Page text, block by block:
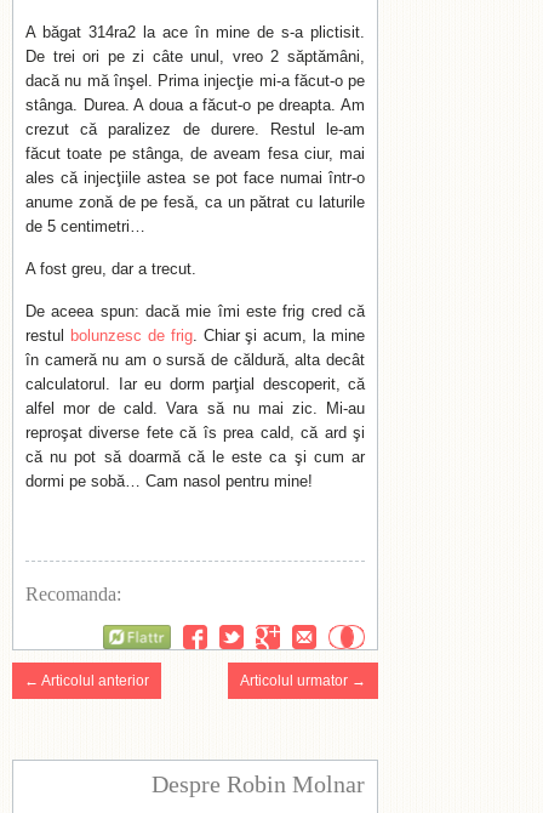
A băgat 314ra2 la ace în mine de s-a plictisit.
De trei ori pe zi câte unul, vreo 2 săptămâni,
dacă nu mă înşel. Prima injecţie mi-a făcut-o pe
stânga. Durea. A doua a făcut-o pe dreapta. Am
crezut că paralizez de durere. Restul le-am
făcut toate pe stânga, de aveam fesa ciur, mai
ales că injecţiile astea se pot face numai într-o
anume zonă de pe fesă, ca un pătrat cu laturile
de 5 centimetri…
A fost greu, dar a trecut.
De aceea spun: dacă mie îmi este frig cred că
restul
bolunzesc de frig. Chiar şi acum, la mine
în cameră nu am o sursă de căldură, alta decât
calculatorul. Iar eu dorm parţial descoperit, că
alfel mor de cald. Vara să nu mai zic. Mi-au
reproşat diverse fete că îs prea cald, că ard şi
că nu pot să doarmă că le este ca şi cum ar
dormi pe sobă… Cam nasol pentru mine!
Recomanda:
← Articolul anterior Articolul urmator →
Despre Robin Molnar